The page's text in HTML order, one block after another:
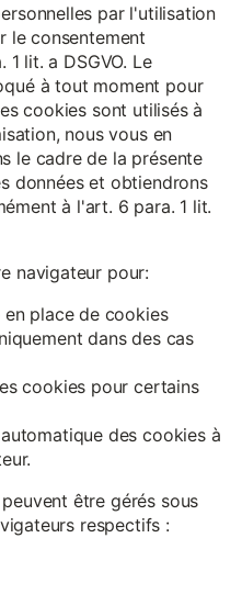
par l'utilisation
le consentement
lit. a DSGVO. Le
à tout moment pour
cookies sont utilisés à
nous vous en
le cadre de la présente
données et obtiendrons
à l'art. 6 para. 1 lit.
navigateur pour:
place de cookies
dans des cas
cookies pour certains
des cookies à
être gérés sous
respectifs :